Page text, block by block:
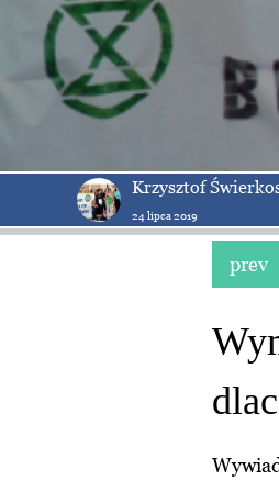
Krzysztof
24 lipca 2019
prev